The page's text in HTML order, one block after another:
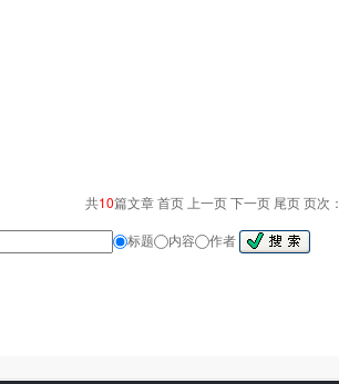
共10篇文章 首页 上一页 下一页 尾页 页次：
标题 内容 作者